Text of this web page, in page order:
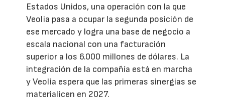
Estados Unidos, una operación con la que
Veolia pasa a ocupar la segunda posición de
ese mercado y logra una base de negocio a
escala nacional con una facturación
superior a los 6.000 millones de dólares. La
integración de la compañía está en marcha
y Veolia espera que las primeras sinergias se
materialicen en 2027.